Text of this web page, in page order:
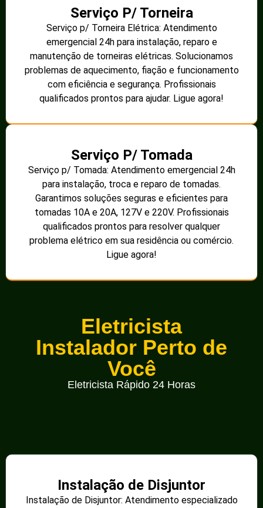
Serviço P/ Torneira
Serviço p/ Torneira Elétrica: Atendimento
emergencial 24h para instalação, reparo e
manutenção de torneiras elétricas. Solucionamos
problemas de aquecimento, fiação e funcionamento
com eficiência e segurança. Profissionais
qualificados prontos para ajudar. Ligue agora!
Serviço P/ Tomada
Serviço p/ Tomada: Atendimento emergencial 24h
para instalação, troca e reparo de tomadas.
Garantimos soluções seguras e eficientes para
tomadas 10A e 20A, 127V e 220V. Profissionais
qualificados prontos para resolver qualquer
problema elétrico em sua residência ou comércio.
Ligue agora!
Eletricista
Instalador Perto de
Você
Eletricista Rápido 24 Horas
Instalação de Disjuntor
Instalação de Disjuntor: Atendimento especializado